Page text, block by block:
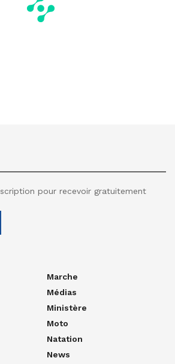
pour recevoir gratuitement
Marche
Médias
Ministère
Moto
Natation
News